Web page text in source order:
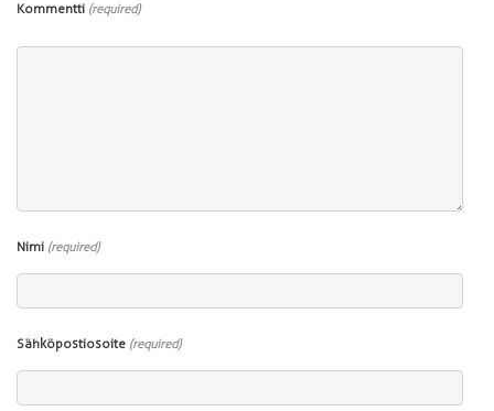
Kommentti (required)
Nimi (required)
Sähköpostiosoite (required)